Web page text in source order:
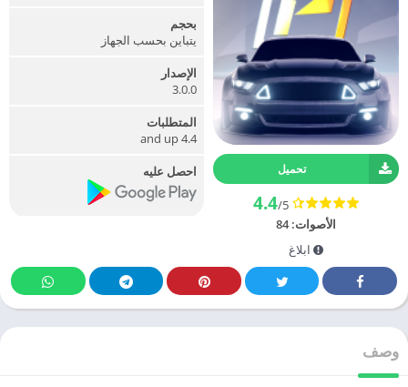
تحميل
4.4/5
الأصوات:84
ابلاغ
بحجم
يتباين بحسب الجهاز
الإصدار
3.0.0
المتطلبات
4.4 and up
احصل عليه
وصف